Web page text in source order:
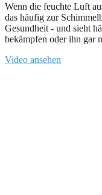
Wenn die feuchte Luft
das häufig zur
Gesundheit - und sieht
bekämpfen oder ihn gar
Video ansehen